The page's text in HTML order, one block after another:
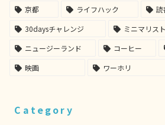
京都
ライフハック 読
30daysチャレンジ
ミニマリスト
ニュージーランド
コーヒー
映画
ワーホリ
Category